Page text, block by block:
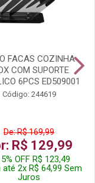
FACAS COZINHA
COM SUPORTE
6PCS ED509001
Código: 244619
De: R$ 169,99
R$ 129,99
OFF R$ 123,49
2x R$ 64,99 Sem
Juros